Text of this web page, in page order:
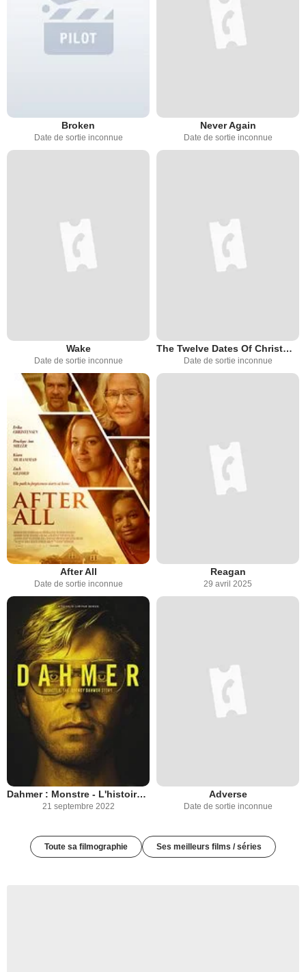
Broken
Date de sortie inconnue
Never Again
Date de sortie inconnue
Wake
Date de sortie inconnue
The Twelve Dates Of Christmas
Date de sortie inconnue
After All
Date de sortie inconnue
Reagan
29 avril 2025
Dahmer : Monstre - L'histoire de Jeffrey Dahmer
21 septembre 2022
Adverse
Date de sortie inconnue
Toute sa filmographie Ses meilleurs films / séries